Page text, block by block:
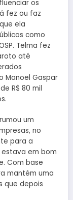
os
fez ou faz
ela
como
Telma fez
até
Manoel Gaspar
R$ 80 mil
um
no
para a
estava em bom
Com base
mantém uma
que depois